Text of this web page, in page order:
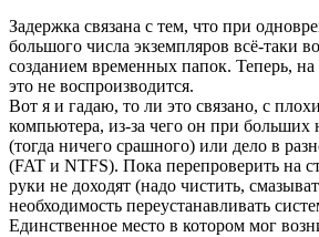
Задержка связана с тем, что при
большого числа экземпляров всё-таки
созданием временных папок. Теперь,
это не воспроизводится.
Вот я и гадаю, то ли это связано, с
компьютера, из-за чего он при больших
(тогда ничего срашного) или дело в
(FAT и NTFS). Пока перепроверить на
руки не доходят (надо чистить,
необходимость переустанавливать
Единственное место в котором мог